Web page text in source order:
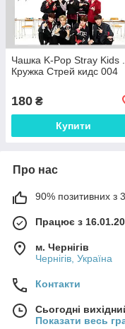
Чашка K-Pop Stray Kids .
Кружка Стрей кидс 004
180 ₴
Купити
Про нас
90% позитивних з
Працює з
м. Чернігів
Чернігів, Україна
Контакти
Сьогодні
Показати весь